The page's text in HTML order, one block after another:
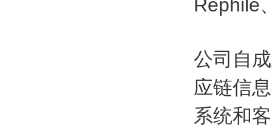
Rephile
公司自
应链信
系统和